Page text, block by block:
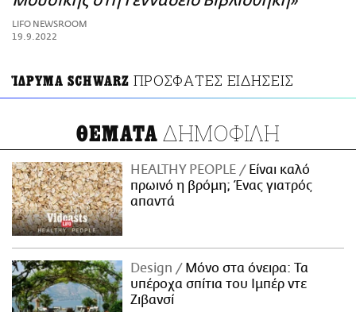
ΑΜΠΑ
PRINT
LIFO NEWSROOM
19.9.2022
ΊΔΡΥΜΑ SCHWARZ ΠΡΟΣΦΑΤΕΣ ΕΙΔΗΣΕΙΣ
ΘΕΜΑΤΑ ΔΗΜΟΦΙΛΗ
HEALTHY PEOPLE
Είναι καλό
πρωινό η βρόμη; Ένας γιατρός
απαντά
Design
Μόνο στα όνειρα: Τα
υπέροχα σπίτια του Ιμπέρ ντε
Ζιβανσί